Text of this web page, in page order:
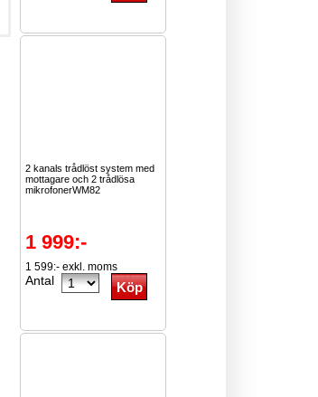
2 kanals trådlöst system med
mottagare och 2 trådlösa
mikrofonerWM82
1 999:-
1 599:- exkl. moms
Antal